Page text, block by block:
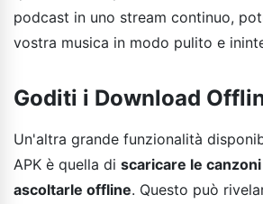
podcast in uno stream continuo,
vostra musica in modo pulito e
Goditi i Download
Un'altra grande funzionalità
APK è quella di scaricare le
ascoltarle offline. Questo può